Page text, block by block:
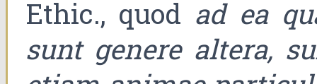
Ethic., quod ad ea
sunt genere altera,